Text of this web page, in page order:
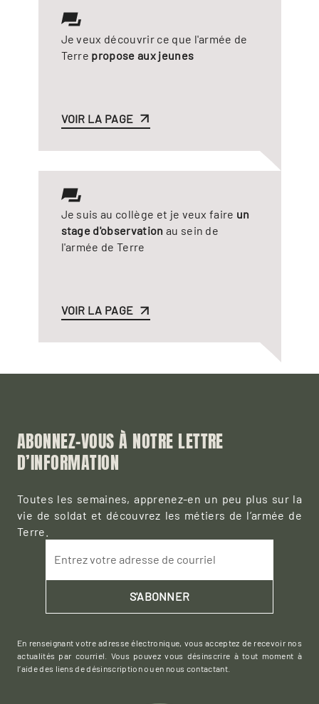
Je veux découvrir ce que l'armée de
Terre propose aux jeunes
VOIR LA PAGE
Je suis au collège et je veux faire un
stage d'observation au sein de
l'armée de Terre
VOIR LA PAGE
ABONNEZ-VOUS À NOTRE LETTRE
D’INFORMATION
Toutes les semaines, apprenez-en un peu plus sur la
vie de soldat et découvrez les métiers de l’armée de
Terre.
Entrez votre adresse de courriel
S'ABONNER
En renseignant votre adresse électronique, vous acceptez de recevoir nos
actualités par courriel. Vous pouvez vous désinscrire à tout moment à
l’aide des liens de désinscription ou en nous contactant.